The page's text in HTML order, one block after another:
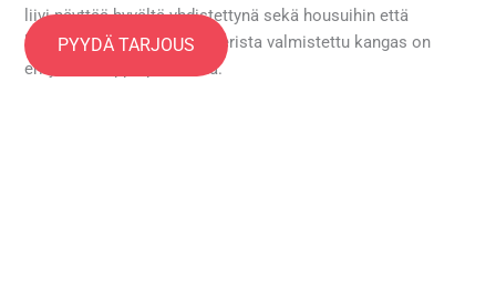
liivi näyttää hyvältä yhdistettynä sekä housuihin että
hameeseen. 100 % polyesterista valmistettu kangas on
erityisen helppo puhdistaa.
PYYDÄ TARJOUS